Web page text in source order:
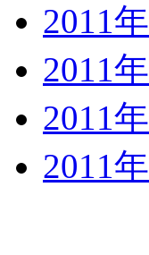
2011
2011
2011
2011